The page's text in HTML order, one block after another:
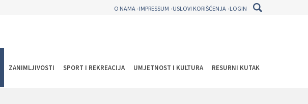
O NAMA IMPRESSUM USLOVI KORIŠĆENJA LOGIN
ZANIMLJIVOSTI SPORT I REKREACIJA UMJETNOST I KULTURA RESURNI KUTAK